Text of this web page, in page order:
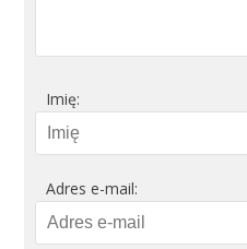
Imię:
Adres e-mail: